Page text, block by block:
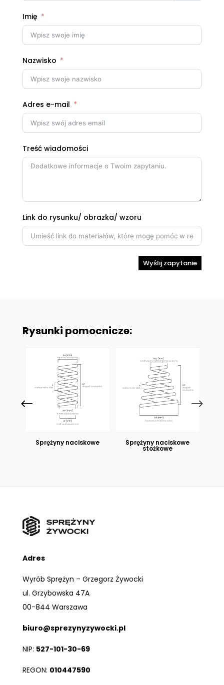
Imię
Nazwisko
Adres e-mail
Treść wiadomości
Link do rysunku/ obrazka/ wzoru
Wyślij zapytanie
Rysunki pomocnicze:
Sprężyny naciskowe Sprężyny naciskowe
stożkowe
Adres
Wyrób Sprężyn – Grzegorz Żywocki
ul. Grzybowska 47A
00-844 Warszawa
biuro@sprezynyzywocki.pl
NIP: 527-101-30-69
REGON: 010447590